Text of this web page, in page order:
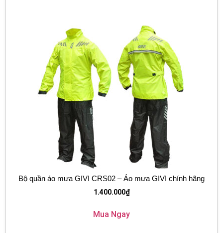
Bộ quần áo mưa GIVI CRS02 – Áo mưa GIVI chính hãng
1.400.000₫
Mua Ngay